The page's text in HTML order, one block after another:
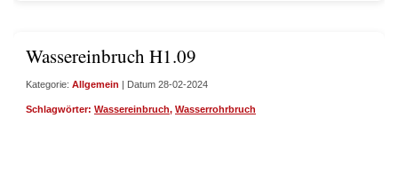
Wassereinbruch H1.09
Kategorie: Allgemein | Datum 28-02-2024
Schlagwörter: Wassereinbruch, Wasserrohrbruch